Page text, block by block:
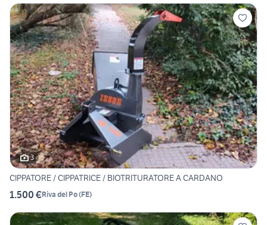
3
CIPPATORE / CIPPATRICE / BIOTRITURATORE A CARDANO
1.500 €Riva del Po(FE)